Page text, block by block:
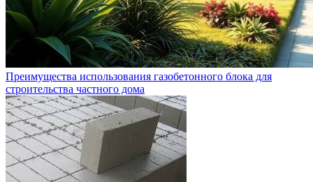
Преимущества использования газобетонного блока для
строительства частного дома